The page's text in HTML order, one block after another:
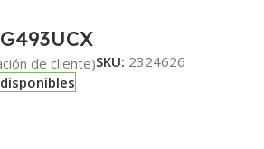
de cliente)SKU: 2324626